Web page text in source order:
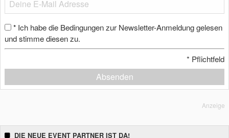
* Ich habe die Bedingungen zur Newsletter-Anmeldung gelesen
und stimme diesen zu.
* Pflichtfeld
Absenden
Anzeige
DIE NEUE EVENT PARTNER IST DA!